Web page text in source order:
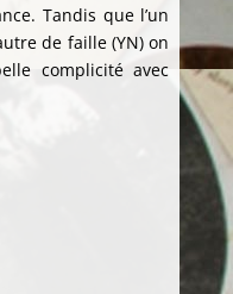
Tandis que l’un
de faille (YN) on
complicité avec